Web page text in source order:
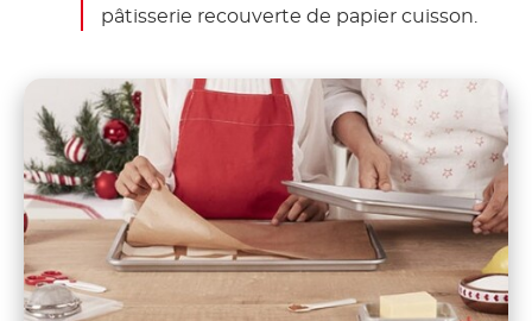
pâtisserie recouverte de papier cuisson.